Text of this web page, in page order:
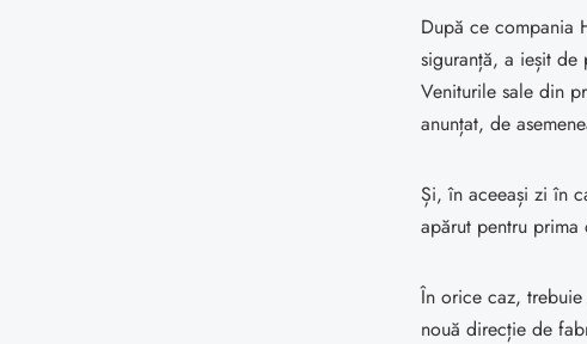
După ce compania
siguranță, a ieșit
Veniturile sale din
anunțat, de
Și, în aceeași zi în
apărut pentru
În orice caz,
nouă direcție de